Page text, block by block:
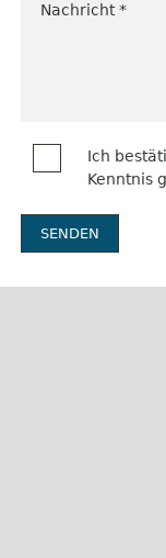
Nachricht *
Ich
Kenntnis